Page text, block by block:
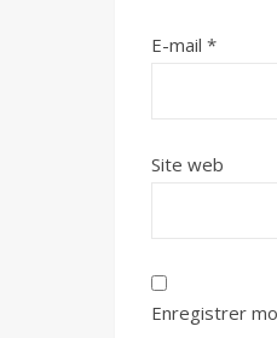
E-mail *
Site web
Enregistrer